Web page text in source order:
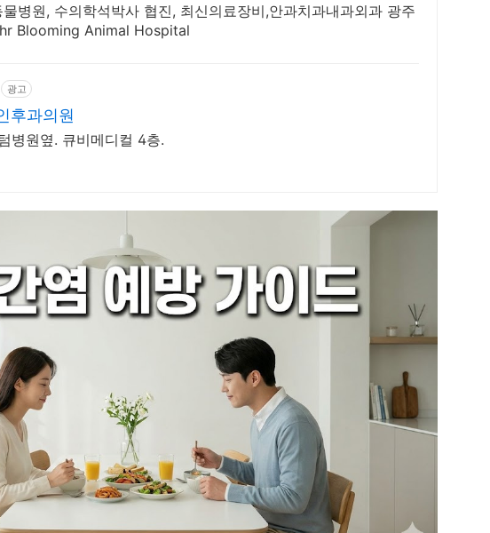
병원, 수의학석박사 협진, 최신의료장비,안과치과내과외과 광주
Blooming Animal Hospital
광고
후과의원
병원옆. 큐비메디컬 4층.